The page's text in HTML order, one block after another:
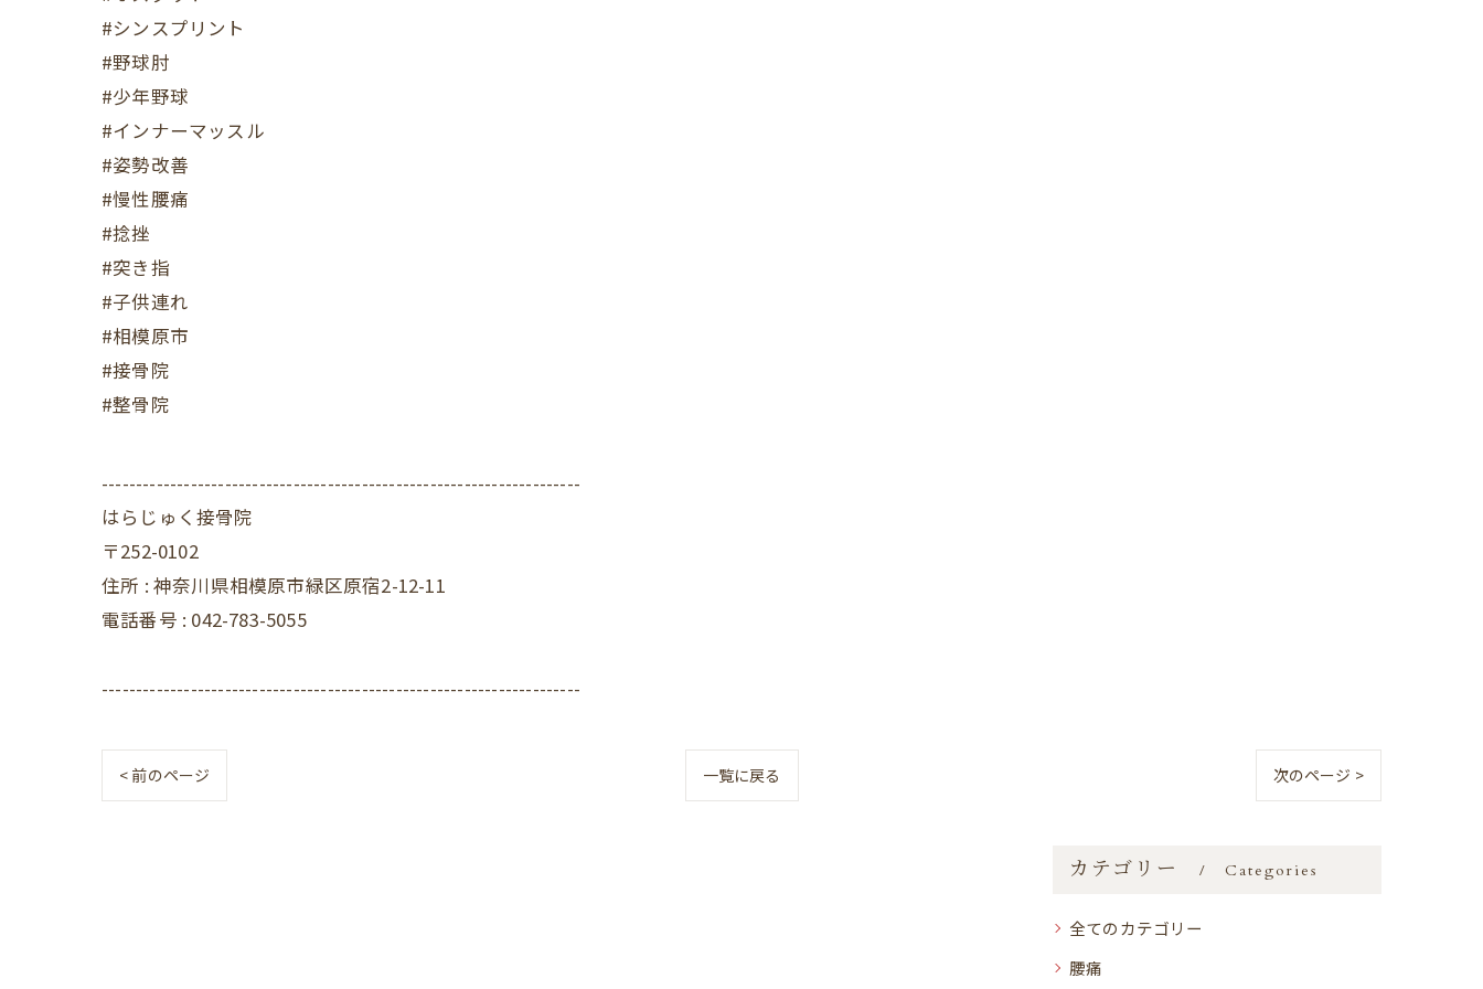
#シンスプリント
#野球肘
#少年野球
#インナーマッスル
#姿勢改善
#慢性腰痛
#捻挫
#突き指
#子供連れ
#相模原市
#接骨院
#整骨院
----------------------------------------------------------------------
はらじゅく接骨院
〒252-0102
住所 : 神奈川県相模原市緑区原宿2-12-11
電話番号 : 042-783-5055
----------------------------------------------------------------------
< 前のページ 一覧に戻る 次のページ >
カテゴリー Categories
全てのカテゴリー
腰痛